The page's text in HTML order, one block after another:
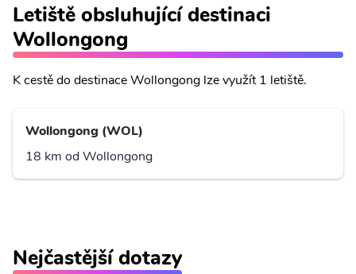
Letiště obsluhující destinaci
Wollongong
K cestě do destinace Wollongong lze využít 1 letiště.
Wollongong (WOL)
18 km od Wollongong
Nejčastější dotazy